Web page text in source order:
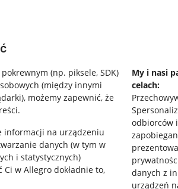
(np. piksele, SDK)
(między innymi
, możemy zapewnić, że
informacji na urządzeniu
danych (w tym w
i statystycznych)
w Allegro dokładnie to,
My i nasi
celach:
odbiorców
danych z
urządzeń